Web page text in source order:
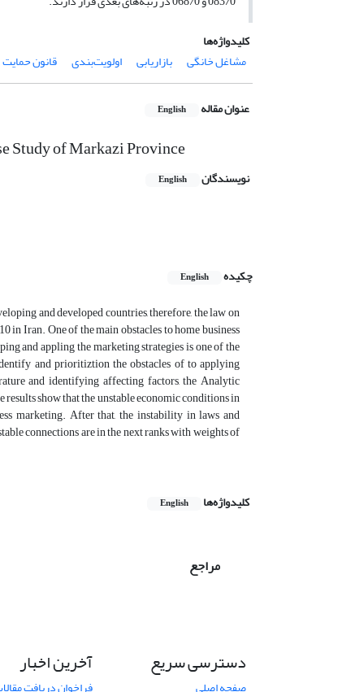
کلیدواژه‌ها
مشاغل خانگی
بازاریابی اولویت‌بندی قانون حمایت
عنوان مقاله English
Study of Markazi Province
نویسندگان English
چکیده
English
and developed countries, therefore, the law on
in Iran. One of the main obstacles to home business
and appling the marketing strategies is one of the
and prioritiztion the obstacles of to applying
and identifying affecting factors, the Analytic
show that the unstable economic conditions in
marketing. After that, the instability in laws and
connections are in the next ranks with weights of
کلیدواژه‌ها English
مراجع
دسترسی سریع آخرین اخبار